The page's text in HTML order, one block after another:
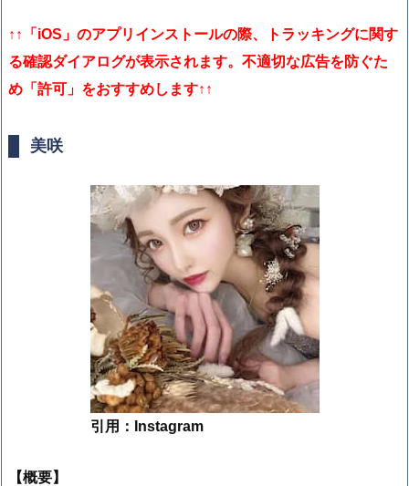
↑↑ 「iOS」のアプリインストールの際、トラッキングに関す
る確認ダイアログが表示されます。不適切な広告を防ぐた
め「許可」をおすすめします↑↑
美咲
引用：Instagram
【概要】